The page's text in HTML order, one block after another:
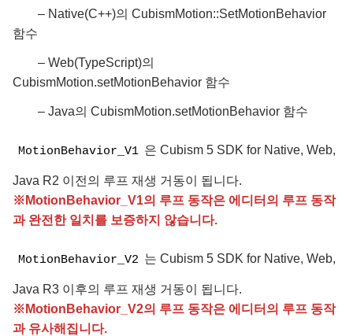
– Native(C++)의 CubismMotion::SetMotionBehavior
함수
– Web(TypeScript)의
CubismMotion.setMotionBehavior 함수
– Java의 CubismMotion.setMotionBehavior 함수
MotionBehavior_V1 은 Cubism 5 SDK for Native, Web,
Java R2 이전의 루프 재생 거동이 됩니다.
※MotionBehavior_V1의 루프 동작은 에디터의 루프 동작
과 완전한 일치를 보증하지 않습니다.
MotionBehavior_V2 는 Cubism 5 SDK for Native, Web,
Java R3 이후의 루프 재생 거동이 됩니다.
※ MotionBehavior_V2의 루프 동작은 에디터의 루프 동작
과 유사해집니다.